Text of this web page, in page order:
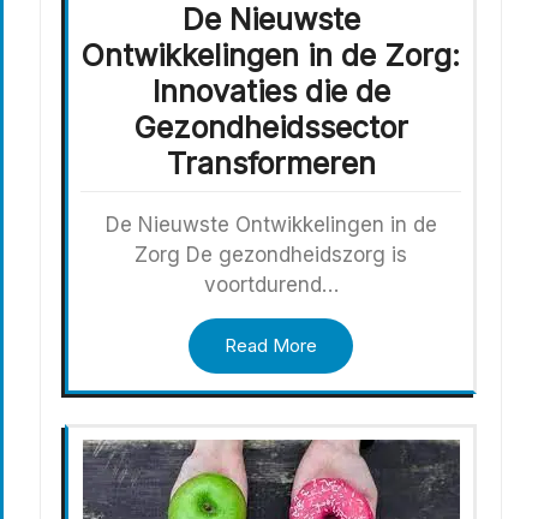
De Nieuwste
Ontwikkelingen in de Zorg:
Innovaties die de
Gezondheidssector
Transformeren
De Nieuwste Ontwikkelingen in de
Zorg De gezondheidszorg is
voortdurend…
Read More